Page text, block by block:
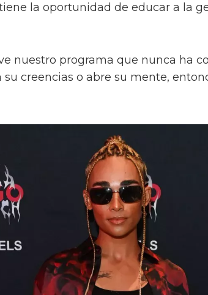
la oportunidad de educar a la
nuestro programa que nunca ha
su creencias o abre su mente,